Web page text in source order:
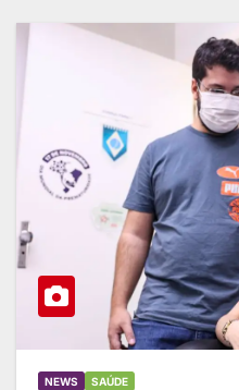
NEWS SAÚDE